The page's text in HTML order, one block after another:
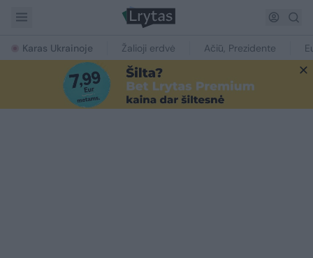
Karas Ukrainoje Žalioji erdvė Ačiū, Prezidente